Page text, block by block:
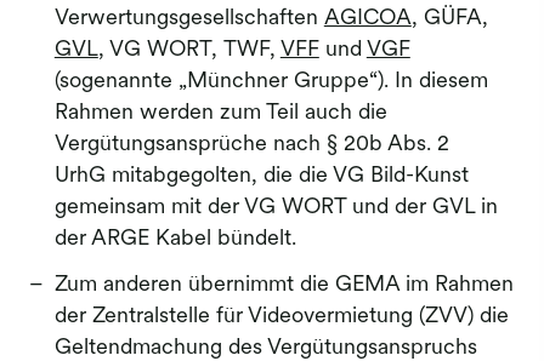
Verwertungsgesellschaften AGICOA, GÜFA,
GVL, VG WORT, TWF, VFFund VGF
(sogenannte „Münchner Gruppe“). In diesem
Rahmen werden zum Teil auch die
Vergütungsansprüche nach § 20b Abs. 2
UrhG mitabgegolten, die die VG Bild-Kunst
gemeinsam mit der VG WORT und der GVL in
der ARGE Kabel bündelt.
Zum anderen übernimmt die GEMA im Rahmen
der Zentralstelle für Videovermietung (ZVV) die
Geltendmachung des Vergütungsanspruchs